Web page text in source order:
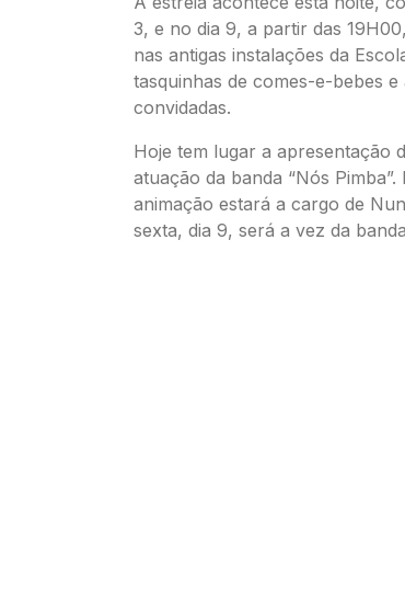
3, e no dia 9, a partir das
nas antigas instalações da
tasquinhas de comes-e-bebes
convidadas.
Hoje tem lugar a apresentação
atuação da banda “Nós
animação estará a cargo de
sexta, dia 9, será a vez da